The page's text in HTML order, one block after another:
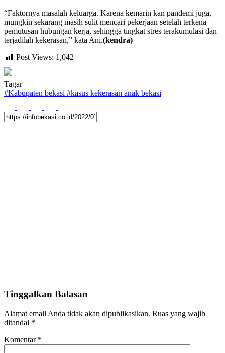
“Faktornya masalah keluarga. Karena kemarin kan pandemi juga,
mungkin sekarang masih sulit mencari pekerjaan setelah terkena
pemutusan hubungan kerja, sehingga tingkat stres terakumulasi dan
terjadilah kekerasan,” kata Ani.(kendra)
Post Views: 1,042
Tagar
#Kabupaten bekasi #kasus kekerasan anak bekasi
Tinggalkan Balasan
Alamat email Anda tidak akan dipublikasikan. Ruas yang wajib
ditandai *
Komentar *